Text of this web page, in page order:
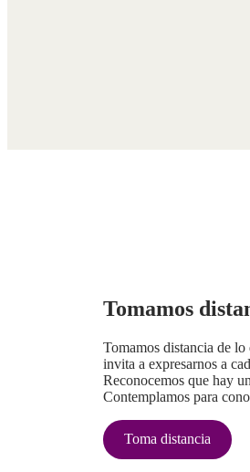
Tomamos
Tomamos distancia de
invita a expresarnos a
Reconocemos que hay
Contemplamos para
Toma distancia